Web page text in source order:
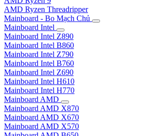
AMD Ryzen Threadripper
Mainboard - Bo Mạch Chủ
Mainboard Intel
Mainboard Intel Z890
Mainboard Intel B860
Mainboard Intel Z790
Mainboard Intel B760
Mainboard Intel Z690
Mainboard Intel H610
Mainboard Intel H770
Mainboard AMD
Mainboard AMD X870
Mainboard AMD X670
Mainboard AMD X570